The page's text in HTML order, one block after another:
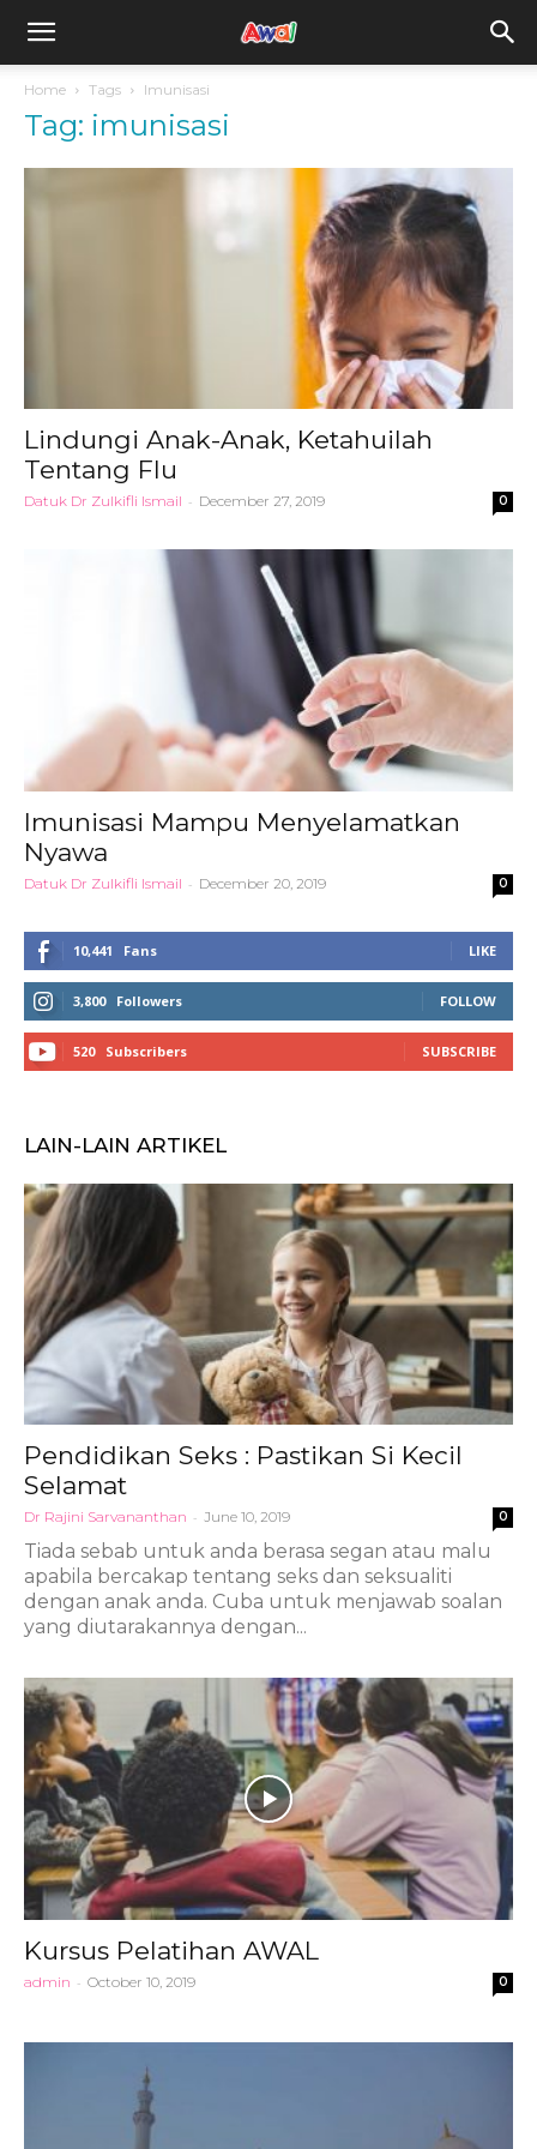
awal.my
Home Tags Imunisasi
Tag: imunisasi
Lindungi Anak-Anak, Ketahuilah
Tentang Flu
Datuk Dr Zulkifli Ismail - December 27, 2019 0
Imunisasi Mampu Menyelamatkan
Nyawa
Datuk Dr Zulkifli Ismail - December 20, 2019 0
10,441 Fans LIKE
3,800 Followers FOLLOW
520 Subscribers SUBSCRIBE
LAIN-LAIN ARTIKEL
Pendidikan Seks : Pastikan Si Kecil
Selamat
Dr Rajini Sarvananthan - June 10, 2019 0
Tiada sebab untuk anda berasa segan atau malu
apabila bercakap tentang seks dan seksualiti
dengan anak anda. Cuba untuk menjawab soalan
yang diutarakannya dengan...
Kursus Pelatihan AWAL
admin - October 10, 2019 0